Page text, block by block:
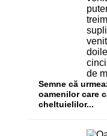
Semne că
oamenilor care
cheltuielilor...